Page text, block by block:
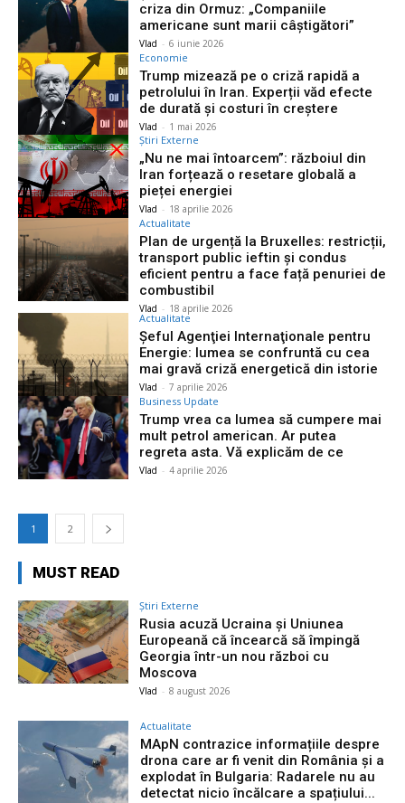
criza din Ormuz: „Companiile
americane sunt marii câștigători”
Vlad - 6 iunie 2026
Economie
Trump mizează pe o criză rapidă a
petrolului în Iran. Experții văd efecte
de durată și costuri în creștere
Vlad - 1 mai 2026
Știri Externe
„Nu ne mai întoarcem”: războiul din
Iran forțează o resetare globală a
pieței energiei
Vlad - 18 aprilie 2026
Actualitate
Plan de urgență la Bruxelles: restricții,
transport public ieftin și condus
eficient pentru a face față penuriei de
combustibil
Vlad - 18 aprilie 2026
Actualitate
Șeful Agenţiei Internaţionale pentru
Energie: lumea se confruntă cu cea
mai gravă criză energetică din istorie
Vlad - 7 aprilie 2026
Business Update
Trump vrea ca lumea să cumpere mai
mult petrol american. Ar putea
regreta asta. Vă explicăm de ce
Vlad - 4 aprilie 2026
1 2
MUST READ
Știri Externe
Rusia acuză Ucraina și Uniunea
Europeană că încearcă să împingă
Georgia într-un nou război cu
Moscova
Vlad - 8 august 2026
Actualitate
MApN contrazice informațiile despre
drona care ar fi venit din România și a
explodat în Bulgaria: Radarele nu au
detectat nicio încălcare a spațiului...